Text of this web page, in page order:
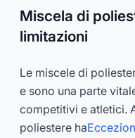
Miscela di
limitazioni
Le miscele di
e sono una parte
competitivi e atletici.
poliestere ha